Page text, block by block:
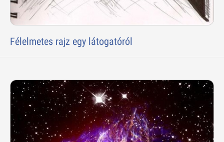
Félelmetes rajz egy látogatóról